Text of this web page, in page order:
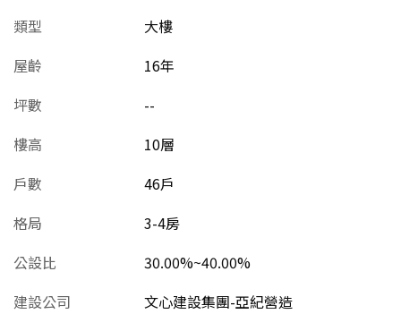
類型
大樓
屋齡
16年
坪數
--
樓高
10層
戶數
46戶
格局
3-4房
公設比
30.00%~40.00%
建設公司
文心建設集團-亞紀營造